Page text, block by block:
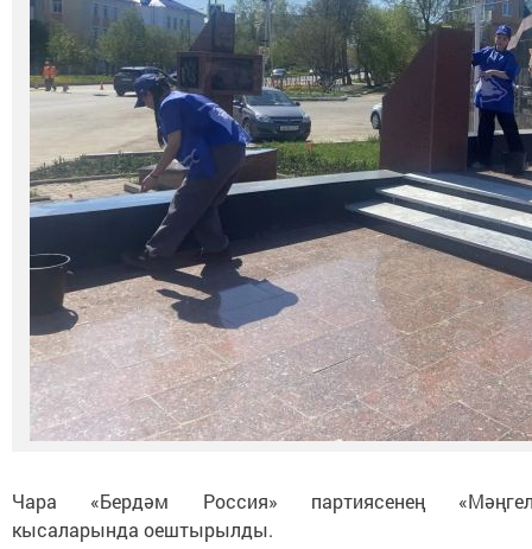
Чара «Бердәм Россия» партиясенең
кысаларында оештырылды.